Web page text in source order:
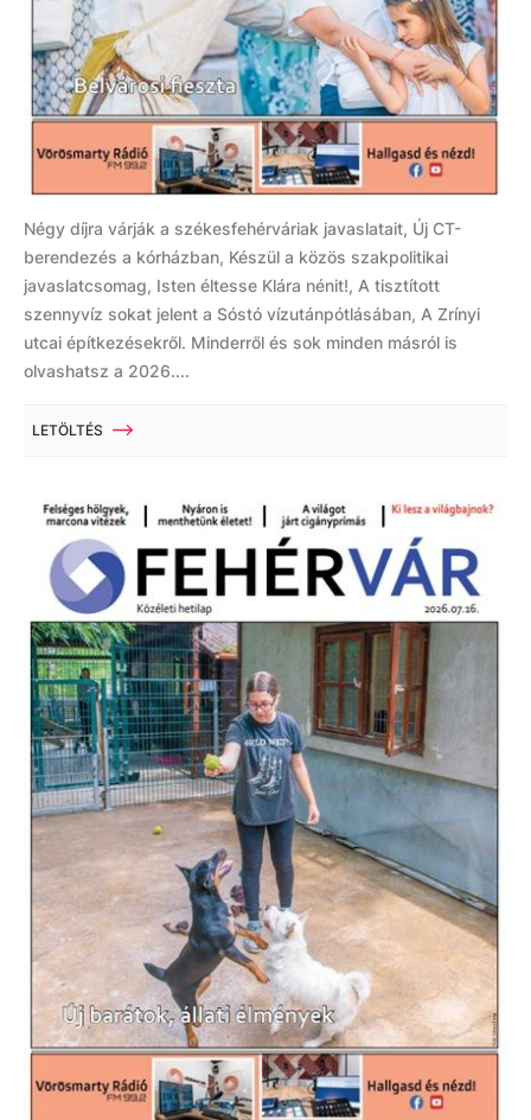
Négy díjra várják a székesfehérváriak javaslatait, Új CT-
berendezés a kórházban, Készül a közös szakpolitikai
javaslatcsomag, Isten éltesse Klára nénit!, A tisztított
szennyvíz sokat jelent a Sóstó vízutánpótlásában, A Zrínyi
utcai építkezésekről. Minderről és sok minden másról is
olvashatsz a 2026....
LETÖLTÉS